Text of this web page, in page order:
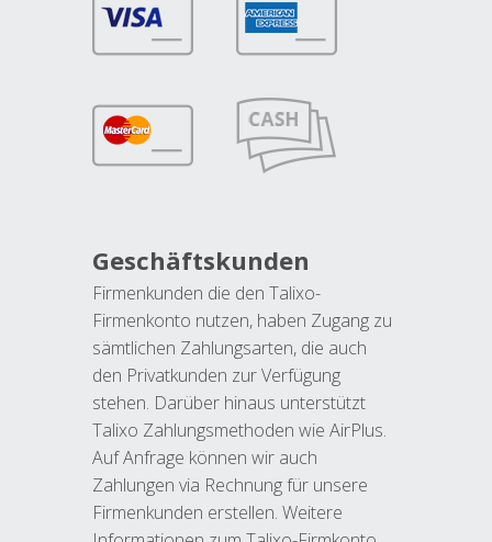
Geschäftskunden
Firmenkunden die den Talixo-
Firmenkonto nutzen, haben Zugang zu
sämtlichen Zahlungsarten, die auch
den Privatkunden zur Verfügung
stehen. Darüber hinaus unterstützt
Talixo Zahlungsmethoden wie AirPlus.
Auf Anfrage können wir auch
Zahlungen via Rechnung für unsere
Firmenkunden erstellen. Weitere